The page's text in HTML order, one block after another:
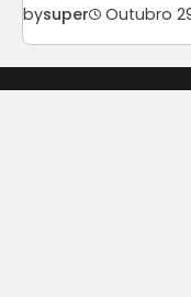
bysuper Outubro